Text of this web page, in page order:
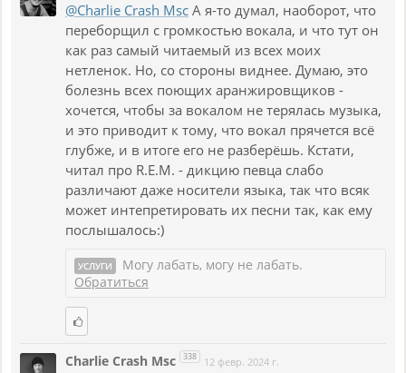
@Charlie Crash Msc А я-то думал, наоборот, что
переборщил с громкостью вокала, и что тут он
как раз самый читаемый из всех моих
нетленок. Но, со стороны виднее. Думаю, это
болезнь всех поющих аранжировщиков -
хочется, чтобы за вокалом не терялась музыка,
и это приводит к тому, что вокал прячется всё
глубже, и в итоге его не разберёшь. Кстати,
читал про R.E.M. - дикцию певца слабо
различают даже носители языка, так что всяк
может интепретировать их песни так, как ему
послышалось:)
УСЛУГИ
Могу лабать, могу не лабать.
Обратиться
Charlie Crash Msc 338 12 февр. 2024 г.